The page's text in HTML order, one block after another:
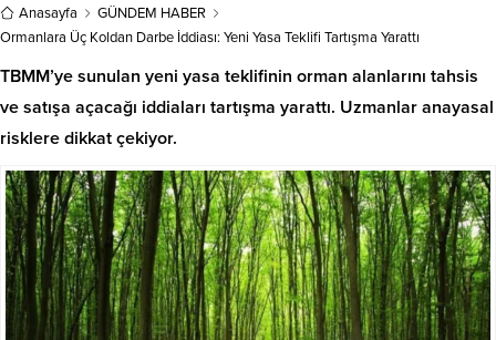
Anasayfa
GÜNDEM HABER
Ormanlara Üç Koldan Darbe İddiası: Yeni Yasa Teklifi Tartışma Yarattı
TBMM’ye sunulan yeni yasa teklifinin orman alanlarını tahsis
ve satışa açacağı iddiaları tartışma yarattı. Uzmanlar anayasal
risklere dikkat çekiyor.